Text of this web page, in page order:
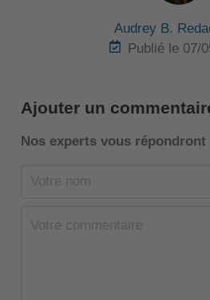
Audrey B.
Publié le 07/
Ajouter un
Nos experts vous répondront